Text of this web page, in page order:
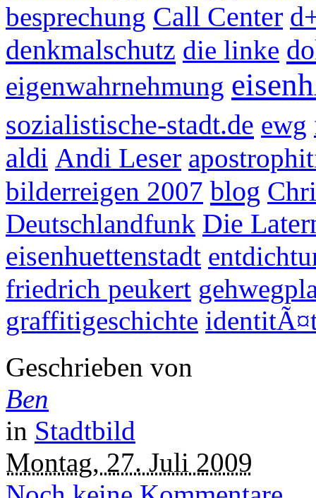
besprechung Call Center
denkmalschutz die linke
eigenwahrnehmung
sozialistische-stadt.de ewg
aldi Andi Leser
bilderreigen 2007 blog
Deutschlandfunk Die
eisenhuettenstadt
friedrich peukert
graffitigeschichte
Geschrieben von
Ben
in Stadtbild
Montag, 27. Juli 2009